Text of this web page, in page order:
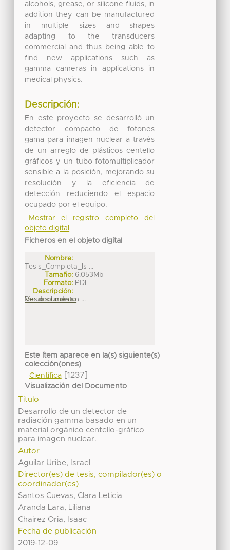
alcohols, grease, or silicone fluids, in
addition they can be manufactured
in multiple sizes and shapes
adapting to the transducers
commercial and thus being able to
find new applications such as
gamma cameras in applications in
medical physics.
Descripción:
En este proyecto se desarrolló un
detector compacto de fotones
gama para imagen nuclear a través
de un arreglo de plásticos centello
gráficos y un tubo fotomultiplicador
sensible a la posición, mejorando su
resolución y la eficiencia de
detección reduciendo el espacio
ocupado por el equipo.
Mostrar el registro completo del
objeto digital
Ficheros en el objeto digital
Nombre:
Tesis_Completa_Is ...
Tamaño: 6.053Mb
Formato: PDF
Descripción:
Desarrollo de un ...
Ver documento
Este ítem aparece en la(s) siguiente(s)
colección(ones)
Científica[1237]
Visualización del Documento
Título
Desarrollo de un detector de
radiación gamma basado en un
material orgánico centello-gráfico
para imagen nuclear.
Autor
Aguilar Uribe, Israel
Director(es) de tesis, compilador(es) o
coordinador(es)
Santos Cuevas, Clara Leticia
Aranda Lara, Liliana
Chairez Oria, Isaac
Fecha de publicación
2019-12-09